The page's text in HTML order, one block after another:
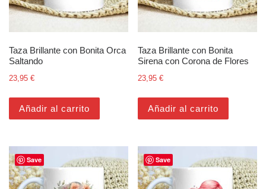
Taza Brillante con Bonita Orca
Saltando
23,95 €
Añadir al carrito
Taza Brillante con Bonita
Sirena con Corona de Flores
23,95€
Añadir al carrito
Save Save